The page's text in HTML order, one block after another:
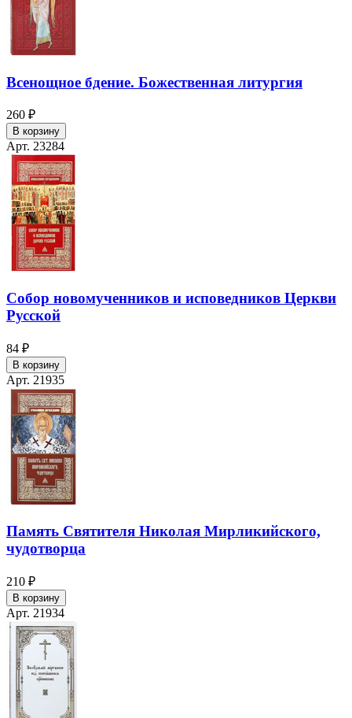
Всенощное бдение. Божественная литургия
260 ₽
В корзину
Арт. 23284
Собор новомученников и исповедников Церкви
Русской
84 ₽
В корзину
Арт. 21935
Память Святителя Николая Мирликийского,
чудотворца
210 ₽
В корзину
Арт. 21934